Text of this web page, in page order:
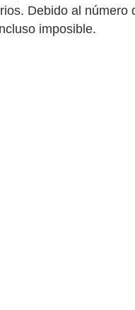
Debido al número
imposible.